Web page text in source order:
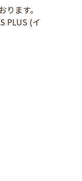
ます。
PLUS (イ